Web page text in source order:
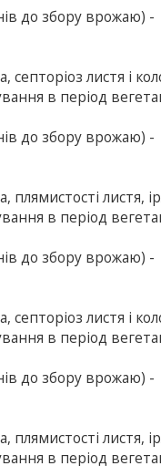
до збору врожаю) -
листя і
в період
до збору врожаю) -
плямистості листя,
в період
до збору врожаю) -
листя і
в період
до збору врожаю) -
плямистості листя,
в період